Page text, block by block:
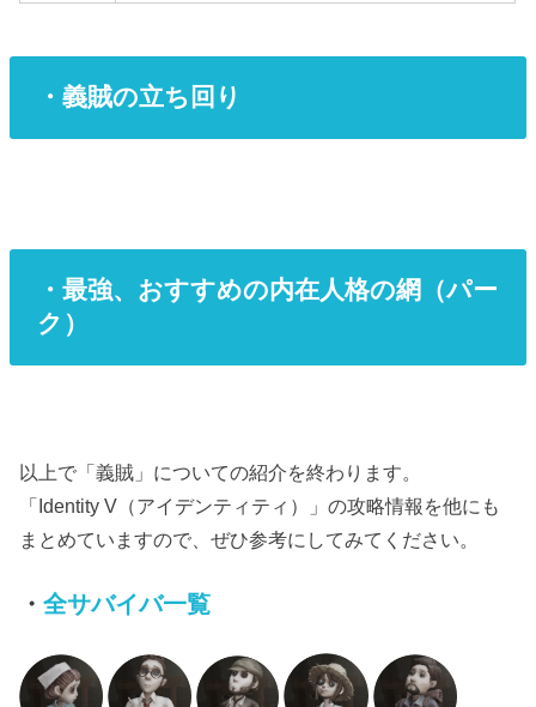
・義賊の立ち回り
・最強、おすすめの内在人格の網（パー
ク）
以上で「義賊」についての紹介を終わります。
「Identity V（アイデンティティ）」の攻略情報を他にも
まとめていますので、ぜひ参考にしてみてください。
・全サバイバ一覧